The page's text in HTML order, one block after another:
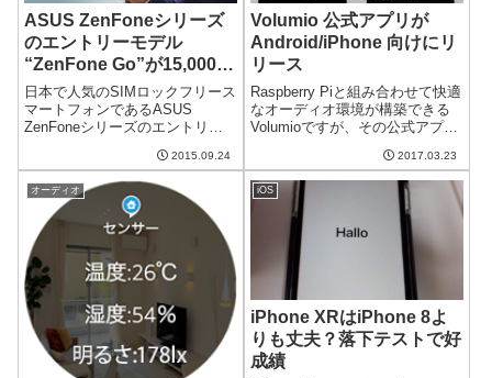
ASUS ZenFoneシリーズ
のエントリーモデル
“ZenFone Go”が15,000円
以下で発売される
日本で人気のSIMロックフリース
マートフォンであるASUS
ZenFoneシリーズのエントリー
売されました。インドではなん
と15,000円以下で発売されてい
るとのこと。スペックも悪くな
いのでこの値段...
2015.09.24
Volumio 公式アプリが
Android/iPhone 向けにリ
リース
Raspberry Piと組み合わせて快適
なオーディオ環境が構築できる
Volumioですが、その公式アプリ
とiOSに対応しています。ウェブ
ブラウザ不要でVolumioを制御可
能アプリ化されてうれしいのは
2017.03.23
オーディオ iOS
iPhone XRはiPhone 8よ
りも丈夫？落下テストで好
成績